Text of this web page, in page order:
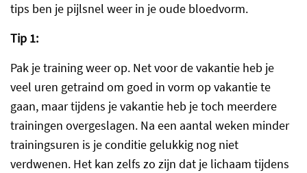
tips ben je pijlsnel weer in je oude bloedvorm.
Tip 1:
Pak je training weer op. Net voor de vakantie heb je
veel uren getraind om goed in vorm op vakantie te
gaan, maar tijdens je vakantie heb je toch meerdere
trainingen overgeslagen. Na een aantal weken minder
trainingsuren is je conditie gelukkig nog niet
verdwenen. Het kan zelfs zo zijn dat je lichaam tijdens